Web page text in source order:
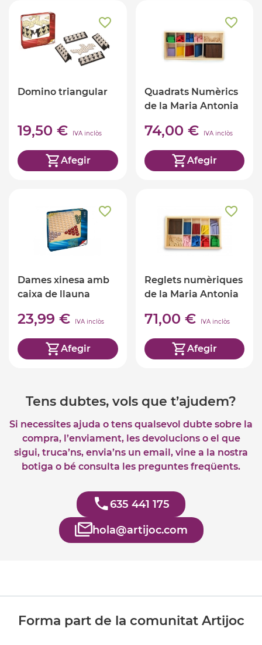
Domino triangular
19,50 € IVA inclòs
Afegir
Quadrats Numèrics
de la Maria Antonia
74,00 € IVA inclòs
Afegir
Dames xinesa amb
caixa de llauna
23,99 € IVA inclòs
Afegir
Reglets numèriques
de la Maria Antonia
71,00 € IVA inclòs
Afegir
Tens dubtes, vols que t’ajudem?
Si necessites ajuda o tens qualsevol dubte sobre la
compra, l’enviament, les devolucions o el que
sigui, truca’ns, envia’ns un email, vine a la nostra
botiga o bé consulta les preguntes freqüents.
635 441 175
hola@artijoc.com
Forma part de la comunitat Artijoc